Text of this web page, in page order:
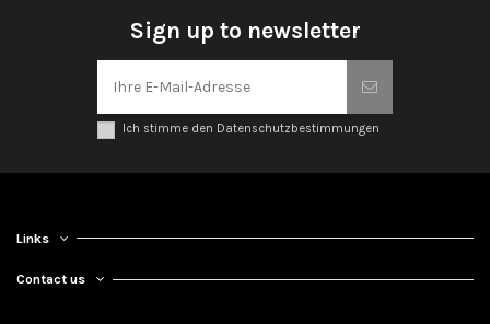
Sign up to newsletter
Ich stimme den Datenschutzbestimmungen
Links
Contact us